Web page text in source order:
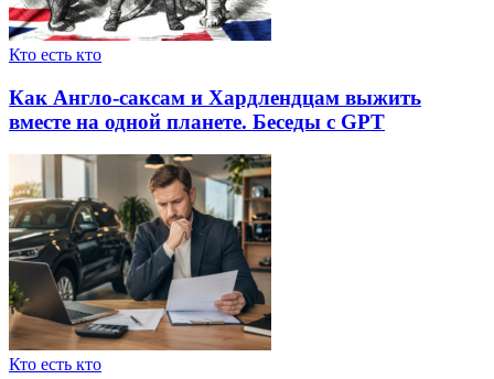
Кто есть кто
Как Англо-саксам и Хардлендцам выжить
вместе на одной планете. Беседы с GPT
Кто есть кто